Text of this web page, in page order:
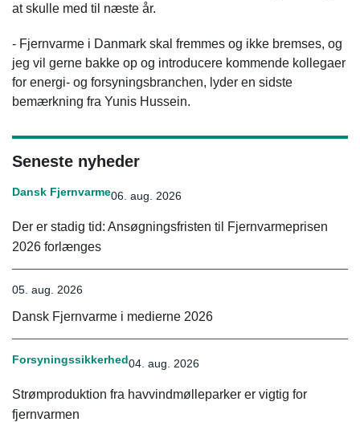
at skulle med til næste år.
- Fjernvarme i Danmark skal fremmes og ikke bremses, og
jeg vil gerne bakke op og introducere kommende kollegaer
for energi- og forsyningsbranchen, lyder en sidste
bemærkning fra Yunis Hussein.
Seneste nyheder
Dansk Fjernvarme06. aug. 2026
Der er stadig tid: Ansøgningsfristen til Fjernvarmeprisen
2026 forlænges
05. aug. 2026
Dansk Fjernvarme i medierne 2026
Forsyningssikkerhed04. aug. 2026
Strømproduktion fra havvindmølleparker er vigtig for
fjernvarmen